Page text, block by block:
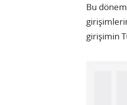
Bu
girişimin